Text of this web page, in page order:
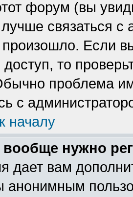
форум (вы
связаться
произошло. Если
то
проблема
с
началу
нужно
дает вам
анонимным